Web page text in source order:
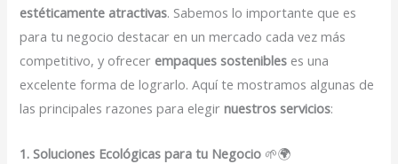
estéticamente atractivas. Sabemos lo importante que es
para tu negocio destacar en un mercado cada vez más
competitivo, y ofrecer empaques sostenibles es una
excelente forma de lograrlo. Aquí te mostramos algunas de
las principales razones para elegirnuestros servicios:
1. Soluciones Ecológicas para tu Negocio 🌱🌍